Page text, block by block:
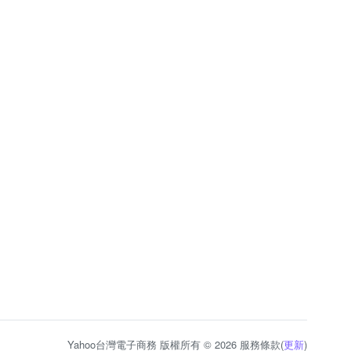
Yahoo台灣電子商務 版權所有 © 2026 服務條款(更新)